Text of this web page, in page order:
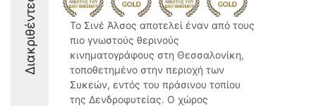
Διακριθέντες
Το Σινέ Άλσος αποτελεί έναν από τους
πιο γνωστούς θερινούς
κινηματογράφους στη Θεσσαλονίκη,
τοποθετημένο στην περιοχή των
Συκεών, εντός του πράσινου τοπίου
της Δενδροφυτείας. Ο χώρος